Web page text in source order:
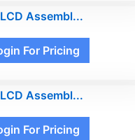
Assembl...
For Pricing
Assembl...
For Pricing